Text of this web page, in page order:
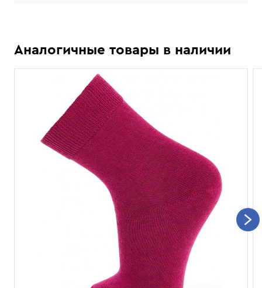
Аналогичные товары в наличии